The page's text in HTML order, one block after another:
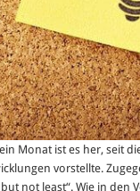
Monat ist es her, seit
vorstellte.
but not least“. Wie in den